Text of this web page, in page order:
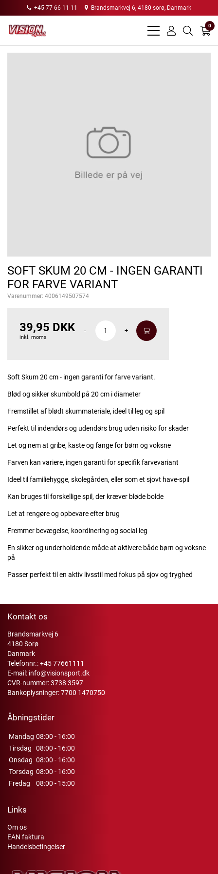
+45 77 66 11 11 Brandsmarkvej 6, 4180 sorø, Danmark
bars
user
search
0
SOFT SKUM 20 CM - INGEN GARANTI
FOR FARVE VARIANT
Varenummer: 4006149507574
39,95 DKK
inkl. moms
- +
Soft Skum 20 cm - ingen garanti for farve variant.
Blød og sikker skumbold på 20 cm i diameter
Fremstillet af blødt skummateriale, ideel til leg og spil
Perfekt til indendørs og udendørs brug uden risiko for skader
Let og nem at gribe, kaste og fange for børn og voksne
Farven kan variere, ingen garanti for specifik farvevariant
Ideel til familiehygge, skolegården, eller som et sjovt have-spil
Kan bruges til forskellige spil, der kræver bløde bolde
Let at rengøre og opbevare efter brug
Fremmer bevægelse, koordinering og social leg
En sikker og underholdende måde at aktivere både børn og voksne
på
Passer perfekt til en aktiv livsstil med fokus på sjov og tryghed
Kontakt os
Brandsmarkvej 6
4180 Sorø
Danmark
Telefonnr.:+45 77661111
E-mail: info@visionsport.dk
CVR-nummer: 3738 3597
Bankoplysninger: 7700 1470750
Åbningstider
Mandag 08:00 - 16:00
Tirsdag
08:00 - 16:00
Onsdag 08:00 - 16:00
Torsdag 08:00 - 16:00
Fredag
08:00 - 15:00
Links
Om os
EAN faktura
Handelsbetingelser